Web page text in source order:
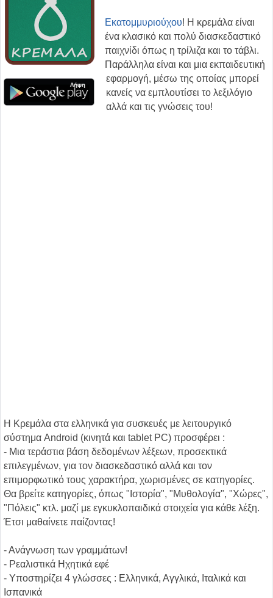
Εκατομμυριούχου! Η κρεμάλα είναι
ένα κλασικό και πολύ διασκεδαστικό
παιχνίδι όπως η τρίλιζα και το τάβλι.
Παράλληλα είναι και μια εκπαιδευτική
εφαρμογή, μέσω της οποίας μπορεί
κανείς να εμπλουτίσει το λεξιλόγιο
αλλά και τις γνώσεις του!
Η Κρεμάλα στα ελληνικά για συσκευές με λειτουργικό
σύστημα Android (κινητά και tablet PC) προσφέρει :
- Μια τεράστια βάση δεδομένων λέξεων, προσεκτικά
επιλεγμένων, για τον διασκεδαστικό αλλά και τον
επιμορφωτικό τους χαρακτήρα, χωρισμένες σε κατηγορίες.
Θα βρείτε κατηγορίες, όπως "Ιστορία", "Μυθολογία", "Χώρες",
"Πόλεις" κτλ. μαζί με εγκυκλοπαιδικά στοιχεία για κάθε λέξη.
Έτσι μαθαίνετε παίζοντας!
- Ανάγνωση των γραμμάτων!
- Ρεαλιστικά Ηχητικά εφέ
- Υποστηρίζει 4 γλώσσες : Ελληνικά, Αγγλικά, Ιταλικά και
Ισπανικά